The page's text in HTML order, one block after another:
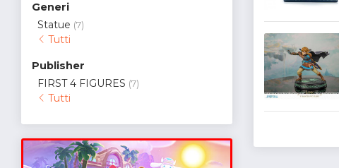
Generi
Statue (7)
Tutti
Publisher
FIRST 4 FIGURES (7)
Tutti